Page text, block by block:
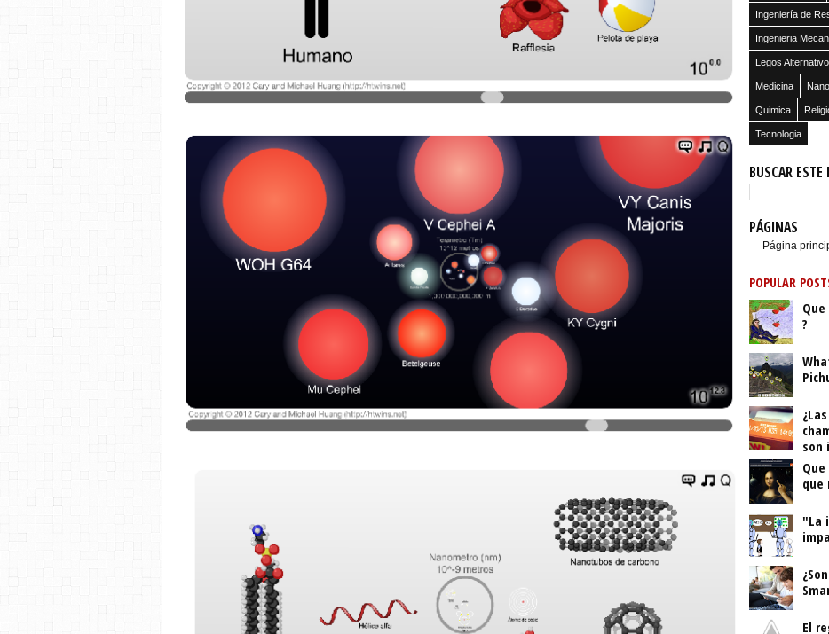
Ingeniería de
Ingenieria
Legos
Medicina
Quimica
Tecnologia
BUSCAR ESTE
PÁGINAS
Página
POPULAR
?
son
que
"La
El